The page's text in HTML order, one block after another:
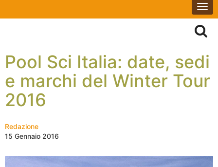
Pool Sci Italia: date, sedi
e marchi del Winter Tour
2016
Redazione
15 Gennaio 2016